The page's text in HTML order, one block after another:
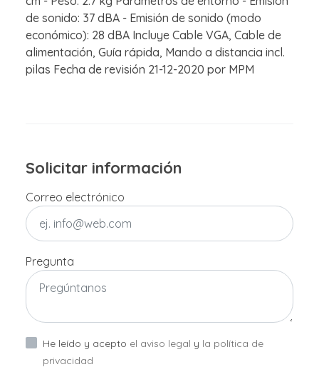
de sonido: 37 dBA - Emisión de sonido (modo
económico): 28 dBA Incluye Cable VGA, Cable de
alimentación, Guía rápida, Mando a distancia incl.
pilas Fecha de revisión 21-12-2020 por MPM
Solicitar información
Correo electrónico
Pregunta
He leído y acepto el aviso legal y la política de
privacidad